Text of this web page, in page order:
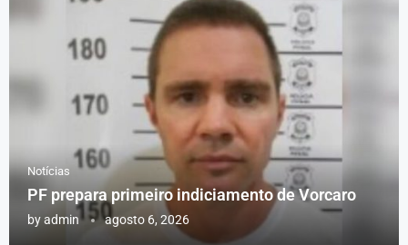
Notícias
PF prepara primeiro indiciamento de Vorcaro
byadmin agosto 6, 2026